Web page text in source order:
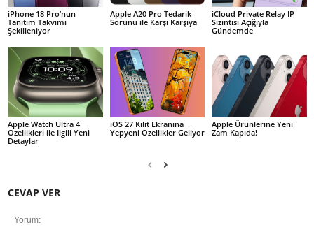
iPhone 18 Pro’nun
Tanıtım Takvimi
Şekilleniyor
Apple A20 Pro Tedarik
Sorunu ile Karşı Karşıya
iCloud Private Relay IP
Sızıntısı Açığıyla
Gündemde
Apple Watch Ultra 4
Özellikleri ile İlgili Yeni
Detaylar
iOS 27 Kilit Ekranına
Yepyeni Özellikler Geliyor
Apple Ürünlerine Yeni
Zam Kapıda!
CEVAP VER